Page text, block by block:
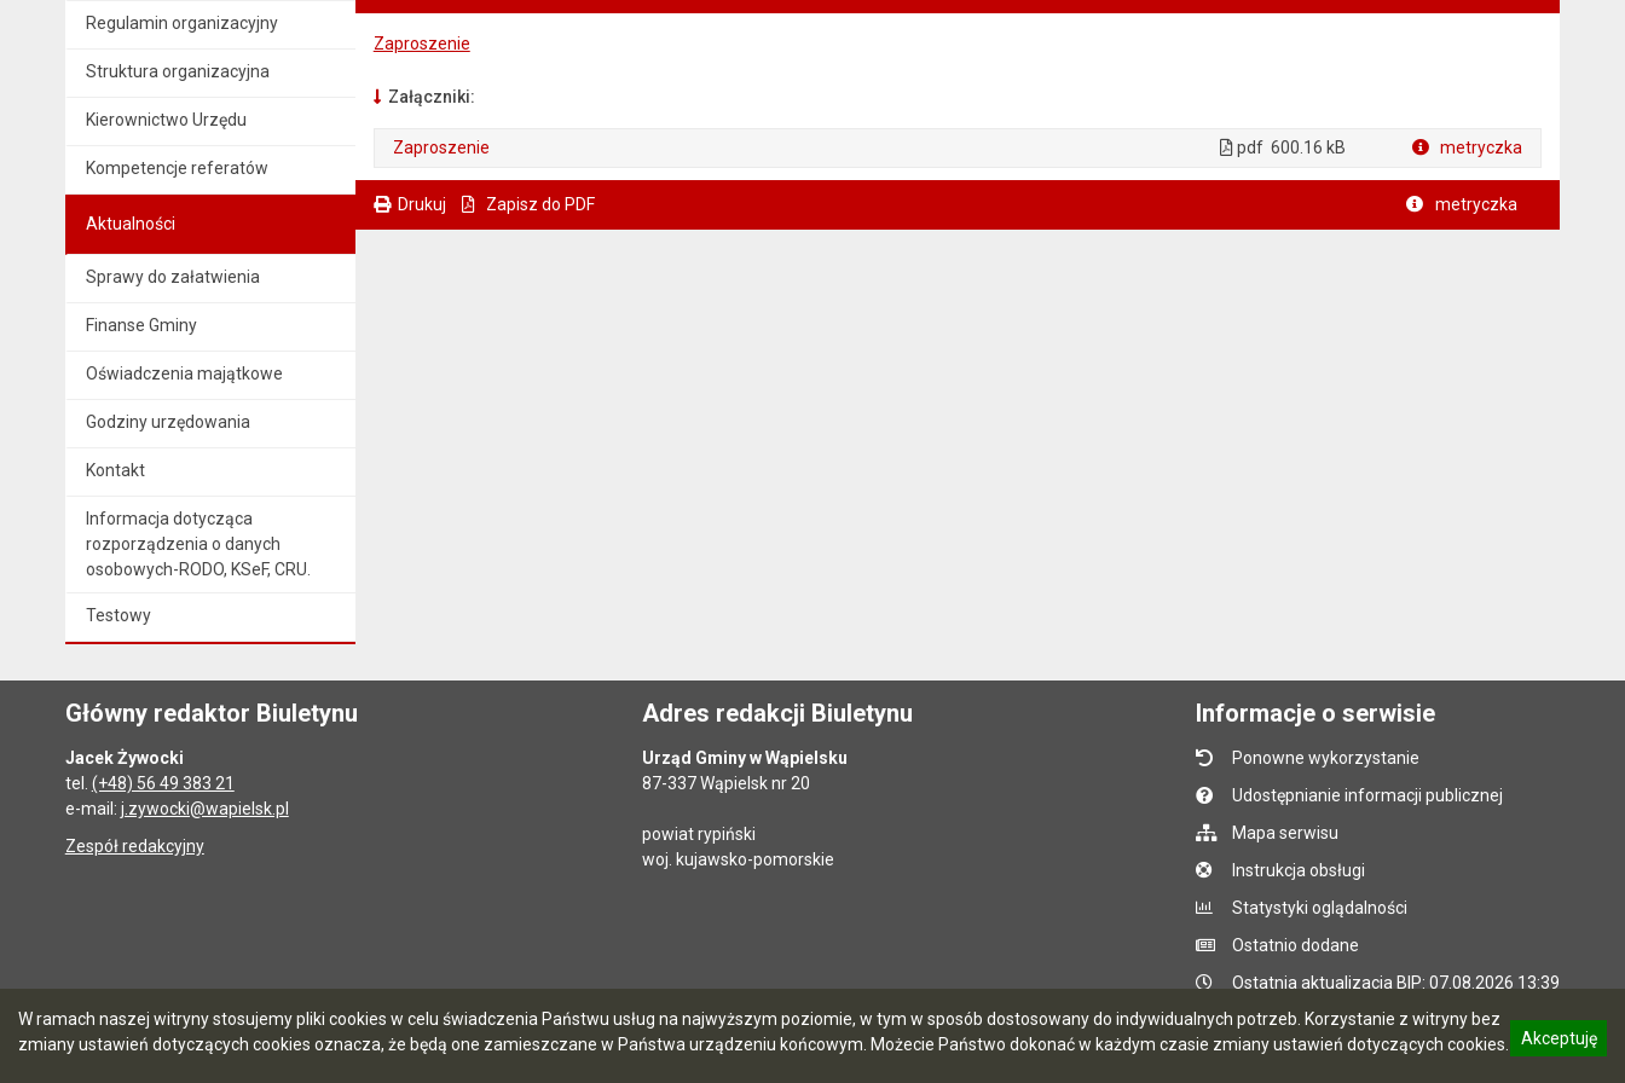
W ramach naszej witryny stosujemy pliki cookies w celu świadczenia Państwu usług na najwyższym poziomie, w tym w sposób dostosowany do indywidualnych potrzeb. Korzystanie z witryny bez
zmiany ustawień dotyczących cookies oznacza, że będą one zamieszczane w Państwa urządzeniu końcowym. Możecie Państwo dokonać w każdym czasie zmiany ustawień dotyczących cookies.
Akceptuję
Regulamin organizacyjny
Struktura organizacyjna
Kierownictwo Urzędu
Kompetencje referatów
Aktualności
Sprawy do załatwienia
Finanse Gminy
Oświadczenia majątkowe
Godziny urzędowania
Kontakt
Informacja dotycząca
rozporządzenia o danych
osobowych-RODO, KSeF, CRU.
Testowy
Zaproszenie
Załączniki:
Zaproszenie pdf 600.16 kB metryczka
Drukuj Zapisz do PDF metryczka
Główny redaktor Biuletynu
Jacek Żywocki
tel. (+48) 56 49 383 21
e-mail: j.zywocki@wapielsk.pl
Zespół redakcyjny
Adres redakcji Biuletynu
Urząd Gminy w Wąpielsku
87-337 Wąpielsk nr 20
powiat rypiński
woj. kujawsko-pomorskie
Informacje o serwisie
Ponowne wykorzystanie
Udostępnianie informacji publicznej
Mapa serwisu
Instrukcja obsługi
Statystyki oglądalności
Ostatnio dodane
Ostatnia aktualizacja BIP: 07.08.2026 13:39
5.7.0 [90] CMS i hosting: Logonet Sp. z o.o. w Bydgoszczy